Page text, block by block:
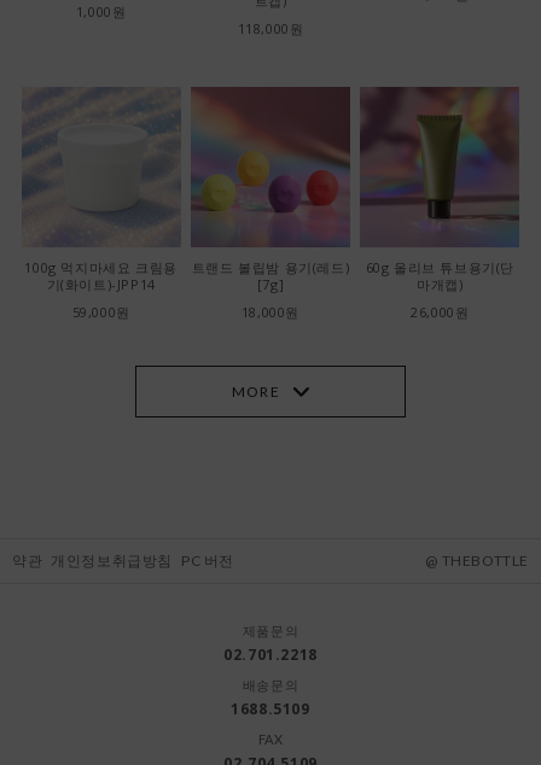
1,000원
118,000원
100g 먹지마세요 크림용
기(화이트)-JPP14
59,000원
트랜드 볼립밤 용기(레드)
[7g]
18,000원
60g 올리브 튜브용기(단
마개캡)
26,000원
MORE
약관 개인정보취급방침 PC 버전 @ THEBOTTLE
제품문의
02.701.2218
배송문의
1688.5109
FAX